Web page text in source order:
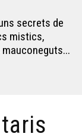
secrets de
mistics,